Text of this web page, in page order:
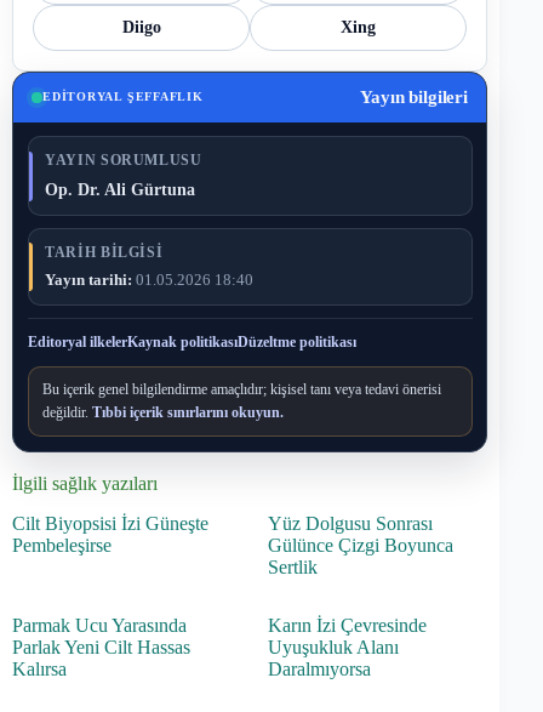
Diigo Xing
EDITORYAL ŞEFFAFLIK Yayın bilgileri
YAYIN SORUMLUSU
Op. Dr. Ali Gürtuna
TARIH BILGISI
Yayın tarihi: 01.05.2026 18:40
Editoryal ilkelerKaynak politikasıDüzeltme politikası
Bu içerik genel bilgilendirme amaçlıdır; kişisel tanı veya tedavi önerisi
değildir. Tıbbi içerik sınırlarını okuyun.
İlgili sağlık yazıları
Cilt Biyopsisi İzi Güneşte
Pembeleşirse
Yüz Dolgusu Sonrası
Gülünce Çizgi Boyunca
Sertlik
Parmak Ucu Yarasında
Parlak Yeni Cilt Hassas
Kalırsa
Karın İzi Çevresinde
Uyuşukluk Alanı
Daralmıyorsa